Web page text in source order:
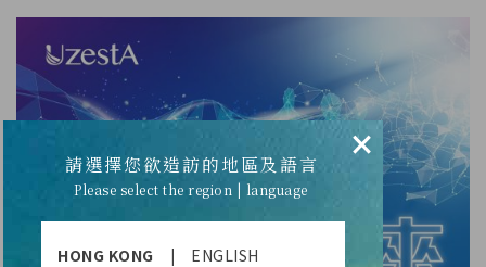
×
請選擇您欲造訪的地區及語言
Please select the region | language
HONG KONG | ENGLISH